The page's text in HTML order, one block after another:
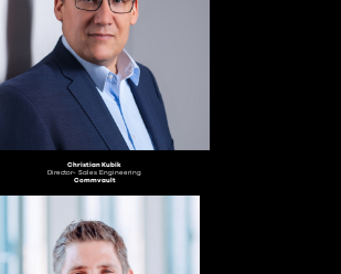
Christian Kubik
Director- Sales Engineering
Commvault